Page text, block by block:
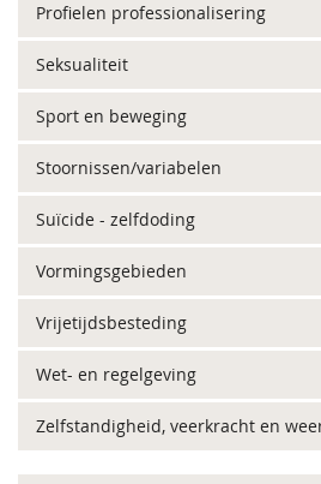
Profielen professionalisering
Seksualiteit
Sport en beweging
Stoornissen/variabelen
Suïcide - zelfdoding
Vormingsgebieden
Vrijetijdsbesteding
Wet- en regelgeving
Zelfstandigheid, veerkracht en